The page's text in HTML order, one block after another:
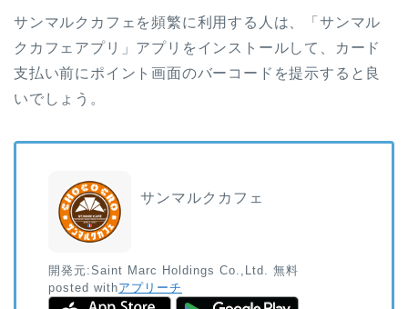
サンマルクカフェを頻繁に利用する人は、「サンマル
クカフェアプリ」アプリをインストールして、カード
支払い前にポイント画面のバーコードを提示すると良
いでしょう。
サンマルクカフェ
開発元:Saint Marc Holdings Co.,Ltd. 無料
posted withアプリーチ